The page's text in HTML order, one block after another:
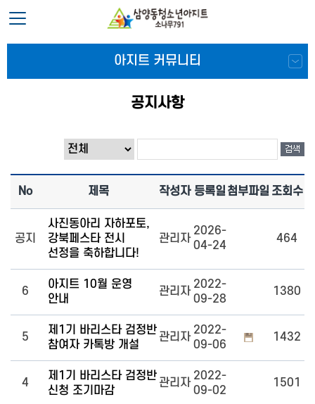
아지트 커뮤니티
공지사항
No 제목 작성자 등록일첨부파일 조회수
공지
사진동아리 자하포토,
강북페스타 전시
선정을 축하합니다!
관리자
2026-
04-24
464
6
아지트 10월 운영
안내
관리자
2022-
09-28
1380
5
제1기 바리스타 검정반
참여자 카톡방 개설
관리자
2022-
09-06
1432
4
제1기 바리스타 검정반
신청 조기마감
관리자
2022-
09-02
1501